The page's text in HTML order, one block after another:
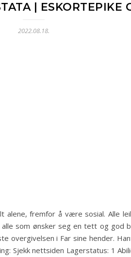
| ESKORTEPIKE
2022.08.18.
fremfor å være sosial. Alle
som ønsker seg en tett og god
overgivelsen i Far sine hender.
Sjekk nettsiden Lagerstatus: 1